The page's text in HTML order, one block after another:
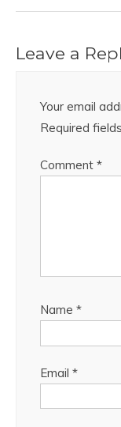
Leave a
Your email
Required
Comment *
Name *
Email *